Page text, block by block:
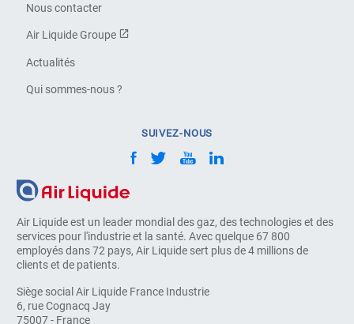
Air Liquide est un leader mondial des gaz, des technologies et des
services pour l'industrie et la santé. Avec quelque 67 800
employés dans 72 pays, Air Liquide sert plus de 4 millions de
clients et de patients.
Siège social Air Liquide France Industrie
6, rue Cognacq Jay
75007 - France
Nous contacter
Air Liquide Groupe
Actualités
Qui sommes-nous ?
SUIVEZ-NOUS